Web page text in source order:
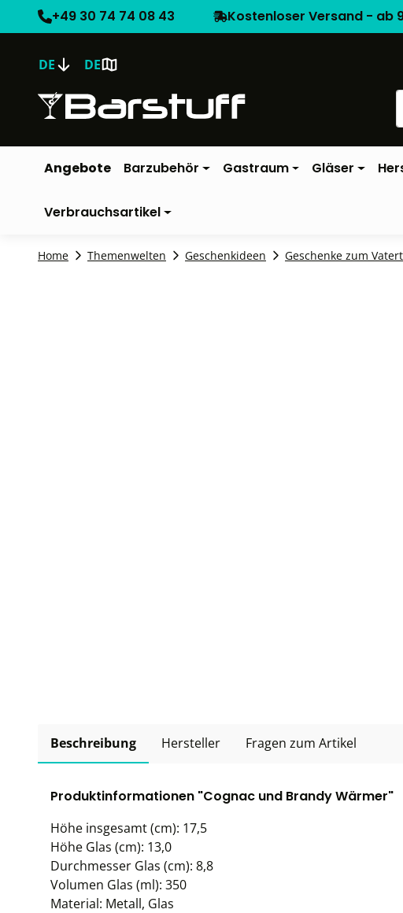
+49 30 74 74 08 43 Kostenloser Versand - ab
DE DE
Angebote Barzubehör Gastraum Gläser
Verbrauchsartikel
Home Themenwelten Geschenkideen Geschenke zum
Beschreibung Hersteller Fragen zum Artikel
Produktinformationen "Cognac und Brandy Wärmer"
Höhe insgesamt (cm): 17,5
Höhe Glas (cm): 13,0
Durchmesser Glas (cm): 8,8
Volumen Glas (ml): 350
Material: Metall, Glas